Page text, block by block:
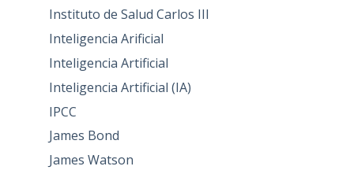
Instituto de Salud Carlos III
Inteligencia Arificial
Inteligencia Artificial
Inteligencia Artificial (IA)
IPCC
James Bond
James Watson